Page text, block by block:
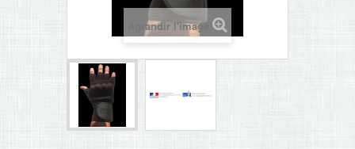
Agrandir l'image